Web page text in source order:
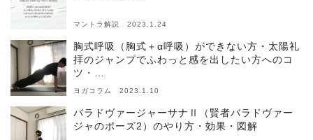
マントラ解説 2023.1.24
胸式呼吸（胸式＋α呼吸）ができない方・太陽礼
拝のジャンプでふわっと感を出したい方へのコ
ツ・…
ヨガコラム 2023.1.10
バラドヴァージャーサナⅡ（賢者バラドヴァー
ジャのポーズ2）のやり方・効果・図解